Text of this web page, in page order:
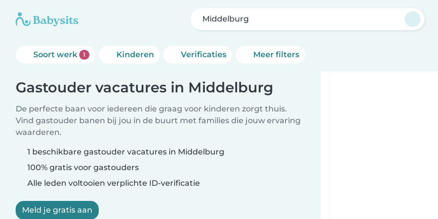
Middelburg
Soort werk 1 Kinderen Verificaties Meer filters
Gastouder vacatures in Middelburg
De perfecte baan voor iedereen die graag voor kinderen zorgt thuis.
Vind gastouder banen bij jou in de buurt met families die jouw ervaring
waarderen.
1 beschikbare gastouder vacatures in Middelburg
100% gratis voor gastouders
Alle leden voltooien verplichte ID-verificatie
Meld je gratis aan